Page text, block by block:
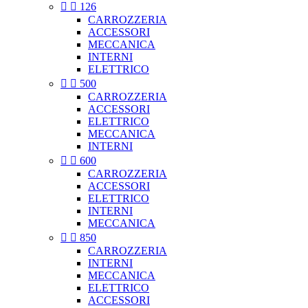
  126
CARROZZERIA
ACCESSORI
MECCANICA
INTERNI
ELETTRICO
  500
CARROZZERIA
ACCESSORI
ELETTRICO
MECCANICA
INTERNI
  600
CARROZZERIA
ACCESSORI
ELETTRICO
INTERNI
MECCANICA
  850
CARROZZERIA
INTERNI
MECCANICA
ELETTRICO
ACCESSORI